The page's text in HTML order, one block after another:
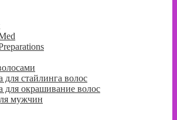
для стайлинга волос
для окрашивание волос
мужчин